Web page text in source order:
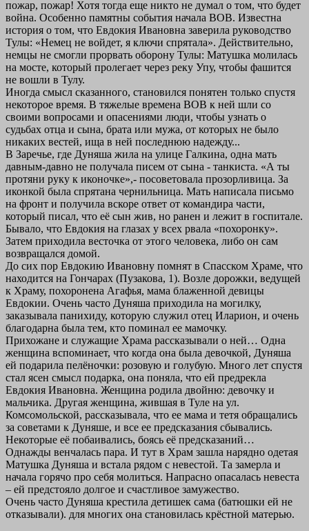
пожар, пожар! Хотя тогда еще никто не думал о том, что будет
война. Особенно памятны события начала ВОВ. Известна
история о том, что Евдокия Ивановна заверила руководство
Тулы: «Немец не войдет, я ключи спрятала». Действительно,
немцы не смогли прорвать оборону Тулы: Матушка молилась
на мосте, который пролегает через реку Упу, чтобы фашится
не вошли в Тулу.
Иногда смысл сказанного, становился понятен только спустя
некоторое время. В тяжелые времена ВОВ к ней шли со
своими вопросами и опасениями люди, чтобы узнать о
судьбах отца и сына, брата или мужа, от которых не было
никаких вестей, ища в ней последнюю надежду...
В Заречье, где Дуняша жила на улице Галкина, одна мать
давным-давно не получала писем от сына - танкиста. «А ты
протяни руку к иконочке»,- посоветовала прозорливица. За
иконкой была спрятана чернильница. Мать написала письмо
на фронт и получила вскоре ответ от командира части,
который писал, что её сын жив, но ранен и лежит в госпитале.
Бывало, что Евдокия на глазах у всех рвала «похоронку».
Затем приходила весточка от этого человека, либо он сам
возвращался домой.
До сих пор Евдокию Ивановну помнят в Спасском Храме, что
находится на Гончарах (Пузакова, 1). Возле дорожки, ведущей
к Храму, похоронена Агафья, мама блаженной девицы
Евдокии. Очень часто Дуняша приходила на могилку,
заказывала панихиду, которую служил отец Иларион, и очень
благодарна была тем, кто поминал ее мамочку.
Прихожане и служащие Храма рассказывали о ней… Одна
женщина вспоминает, что когда она была девочкой, Дуняша
ей подарила пелёночки: розовую и голубую. Много лет спустя
стал ясен смысл подарка, она поняла, что ей предрекла
Евдокия Ивановна. Женщина родила двойню: девочку и
мальчика. Другая женщина, жившая в Туле на ул.
Комсомольской, рассказывала, что ее мама и тетя обращались
за советами к Дуняше, и все ее предсказания сбывались.
Некоторые её побаивались, боясь её предсказаний…
Однажды венчалась пара. И тут в Храм зашла нарядно одетая
Матушка Дуняша и встала рядом с невестой. Та замерла и
начала горячо про себя молиться. Напрасно опасалась невеста
– ей предстояло долгое и счастливое замужество.
Очень часто Дуняша крестила детишек сама (батюшки ей не
отказывали). для многих она становилась крёстной матерью.